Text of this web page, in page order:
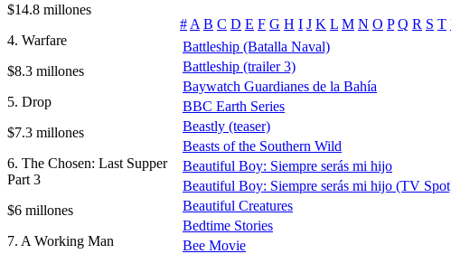
$14.8 millones
4. Warfare
$8.3 millones
5. Drop
$7.3 millones
6. The Chosen: Last Supper
Part 3
$6 millones
7. A Working Man
# A B C D E F G H I J K L M N O P Q R S T
Battleship (Batalla Naval)
Battleship (trailer 3)
Baywatch Guardianes de la Bahía
BBC Earth Series
Beastly (teaser)
Beasts of the Southern Wild
Beautiful Boy: Siempre serás mi hijo
Beautiful Boy: Siempre serás mi hijo (TV
Beautiful Creatures
Bedtime Stories
Bee Movie